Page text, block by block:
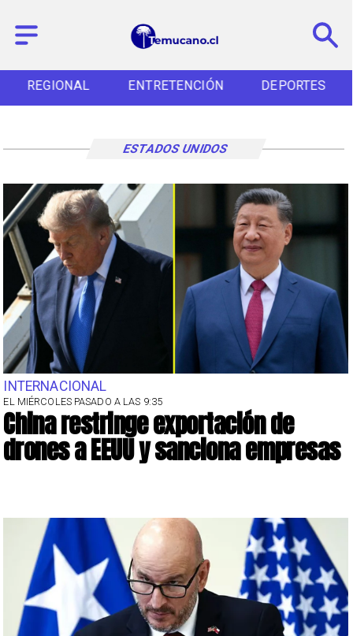
REGIONAL ENTRETENCIÓN DEPORTES
INTERNACIONAL
EL MIÉRCOLES PASADO A LAS 9:35
China restringe exportación de
drones a EEUU y sanciona empresas
ESTADOS UNIDOS